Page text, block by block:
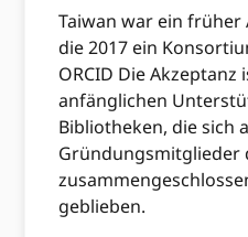
Taiwan war ein früher
die 2017 ein
ORCID Die Akzeptanz
anfänglichen
Bibliotheken, die sich
Gründungsmitglieder
geblieben.